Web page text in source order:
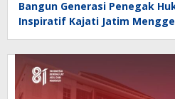
Bangun Generasi Penegak
Inspiratif Kajati Jatim